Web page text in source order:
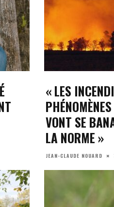
« LES
VONT SE
LA NORME »
JEAN-CLAUDE NOUARD